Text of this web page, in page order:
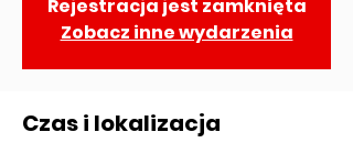
Rejestracja jest zamknięta
Zobacz inne wydarzenia
Czas i lokalizacja